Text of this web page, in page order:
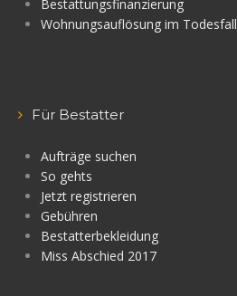
Bestattungsfinanzierung
Wohnungsauflösung im Todesfall
Für Bestatter
Aufträge suchen
So gehts
Jetzt registrieren
Gebühren
Bestatterbekleidung
Miss Abschied 2017